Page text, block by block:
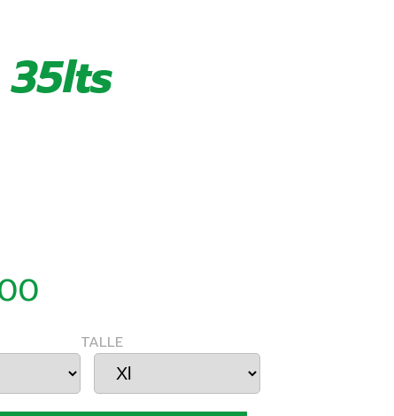
TALLE